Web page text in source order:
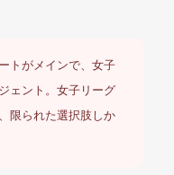
トがメインで、女子
ェント。女子リーグ
限られた選択肢しか